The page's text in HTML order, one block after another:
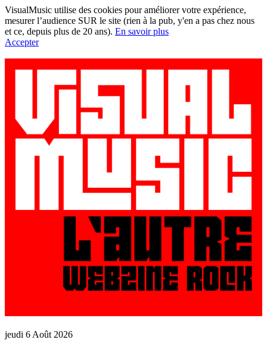
VisualMusic utilise des cookies pour améliorer votre expérience,
mesurer l’audience SUR le site (rien à la pub, y'en a pas chez nous
et ce, depuis plus de 20 ans). En savoir plus
Accepter
jeudi 6 Août 2026